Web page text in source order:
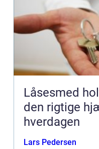
Låsesmed holte sådan
den rigtige
hverdagen
Lars Pedersen